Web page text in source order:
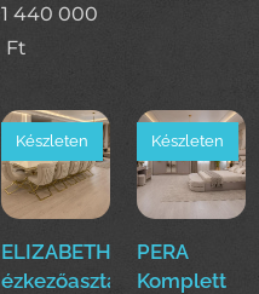
1 440 000
Ft
ELIZABETH
ézkezőasztal
Készleten
PERA
Komplett
Készleten